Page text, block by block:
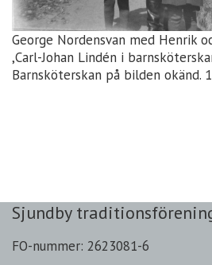
George Nordensvan med Henrik
,Carl-Johan Lindén i
Barnsköterskan på bilden okänd.
Sjundby
FO-nummer: 2623081-6